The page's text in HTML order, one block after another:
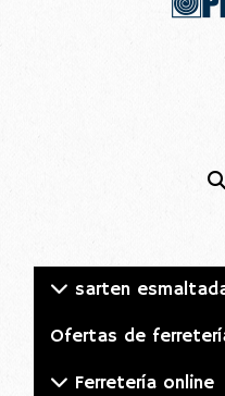
sarten
Ofertas de
Ferretería online